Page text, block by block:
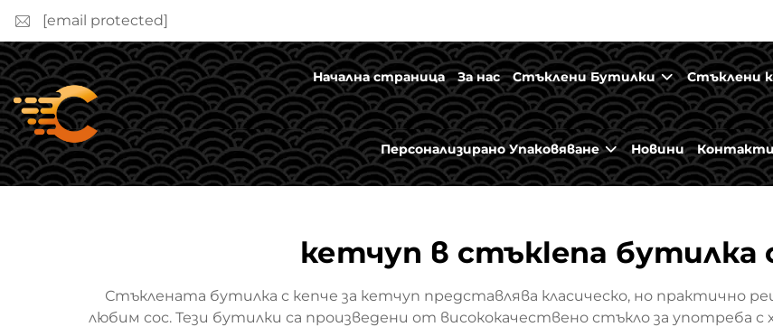
[email protected]
Начална страница За нас Стъклени Бутилки Стъклени
Персонализирано Упаковяване Новини
кетчуп в стъкlena бутилка
Стъклената бутилка с кепче за кетчуп представлява класическо, но практично
любим сос. Тези бутилки са произведени от висококачествено стъкло за употреба с